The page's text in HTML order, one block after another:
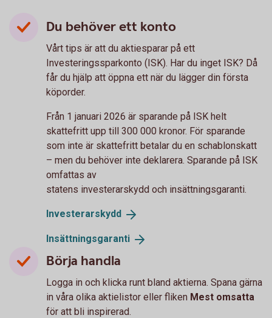
Du behöver ett konto
Vårt tips är att du aktiesparar på ett
Investeringssparkonto (ISK). Har du inget ISK? Då
får du hjälp att öppna ett när du lägger din första
köporder.
Från 1 januari 2026 är sparande på ISK helt
skattefritt upp till 300 000 kronor. För sparande
som inte är skattefritt betalar du en schablonskatt
– men du behöver inte deklarera. Sparande på ISK
omfattas av
statens investerarskydd och insättningsgaranti.
Investerarskydd
Insättningsgaranti
Börja handla
Logga in och klicka runt bland aktierna. Spana gärna
in våra olika aktielistor eller fliken Mest omsatta
för att bli inspirerad.